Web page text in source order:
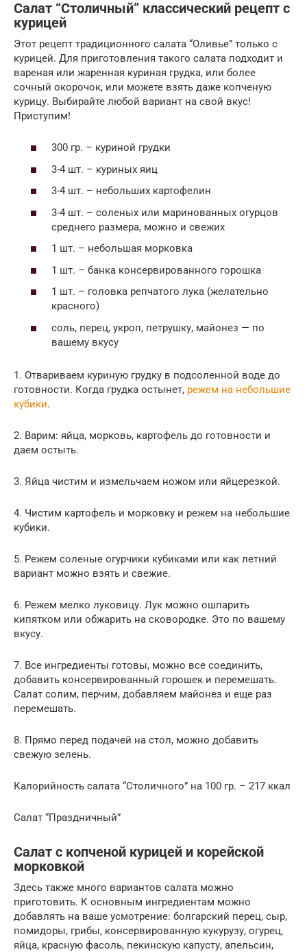
Салат “Столичный” классический рецепт с
курицей
Этот рецепт традиционного салата “Оливье” только с
курицей. Для приготовления такого салата подходит и
вареная или жаренная куриная грудка, или более
сочный окорочок, или можете взять даже копченую
курицу. Выбирайте любой вариант на свой вкус!
Приступим!
300 гр. – куриной грудки
3-4 шт. – куриных яиц
3-4 шт. – небольших картофелин
3-4 шт. – соленых или маринованных огурцов
среднего размера, можно и свежих
1 шт. – небольшая морковка
1 шт. – банка консервированного горошка
1 шт. – головка репчатого лука (желательно
красного)
соль, перец, укроп, петрушку, майонез — по
вашему вкусу
1. Отвариваем куриную грудку в подсоленной воде до
готовности. Когда грудка остынет, режем на небольшие
кубики.
2. Варим: яйца, морковь, картофель до готовности и
даем остыть.
3. Яйца чистим и измельчаем ножом или яйцерезкой.
4. Чистим картофель и морковку и режем на небольшие
кубики.
5. Режем соленые огурчики кубиками или как летний
вариант можно взять и свежие.
6. Режем мелко луковицу. Лук можно ошпарить
кипятком или обжарить на сковородке. Это по вашему
вкусу.
7. Все ингредиенты готовы, можно все соединить,
добавить консервированный горошек и перемешать.
Салат солим, перчим, добавляем майонез и еще раз
перемешать.
8. Прямо перед подачей на стол, можно добавить
свежую зелень.
Калорийность салата “Столичного” на 100 гр. – 217 ккал
Салат “Праздничный”
Салат с копченой курицей и корейской
морковкой
Здесь также много вариантов салата можно
приготовить. К основным ингредиентам можно
добавлять на ваше усмотрение: болгарский перец, сыр,
помидоры, грибы, консервированную кукурузу, огурец,
яйца, красную фасоль, пекинскую капусту, апельсин,